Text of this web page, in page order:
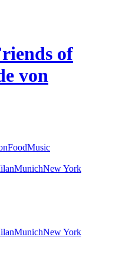
of
von
FoodMusic
MunichNew York
MunichNew York